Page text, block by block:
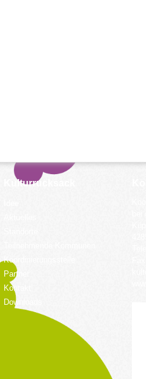
Kulturrucksack
Koordinierungsstelle
Partner
Kontakt
Downloads